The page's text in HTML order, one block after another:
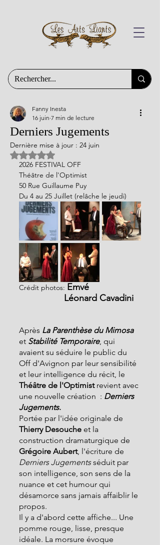
Derniers Jugements
Fanny Inesta
16 juin 7 min de lecture
Dernière mise à jour : 24 juin
Noté NaN étoiles sur 5.
2026 FESTIVAL OFF
Théâtre de l'Optimist
50 Rue Guillaume Puy
Du 4 au 25 Juillet (relâche le jeudi)
Crédit photos: Emvé
                  Léonard Cavadini
Après La Parenthèse du Mimosa
et Stabilité Temporaire, qui
avaient su séduire le public du
Off d'Avignon par leur sensibilité
et leur intelligence du récit, le
Théâtre de l'Optimist revient avec
une nouvelle création  : Derniers
Jugements.
Portée par l'idée originale de
Thierry Desouche et la
construction dramaturgique de
Grégoire Aubert, l'écriture de
Derniers Jugements séduit par
son intelligence, son sens de la
nuance et cet humour qui
désamorce sans jamais affaiblir le
propos.
Il y a d'abord cette affiche... Une
pomme rouge, lisse, presque
idéale. La morsure évoque